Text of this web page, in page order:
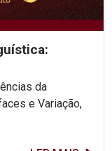
da
e Variação,